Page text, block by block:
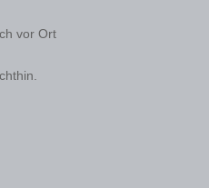
vor Ort